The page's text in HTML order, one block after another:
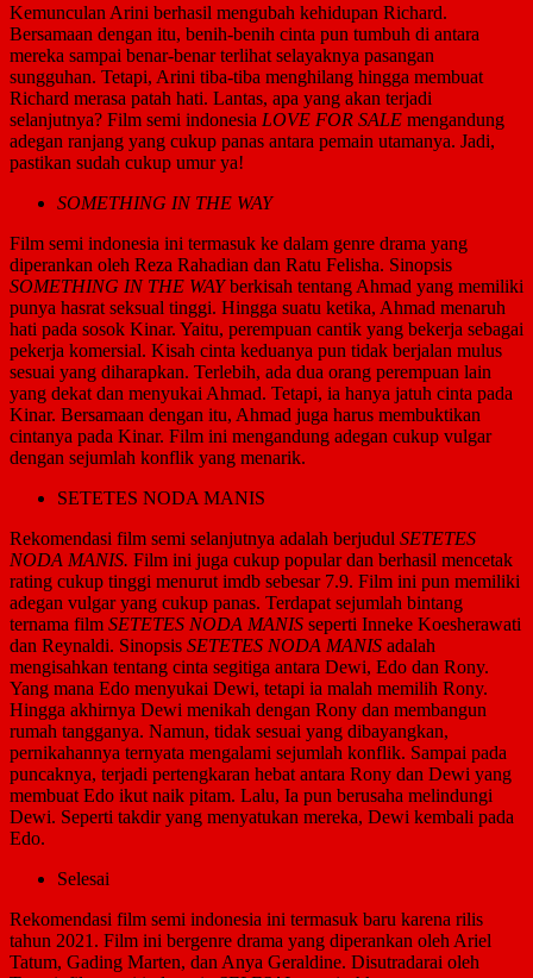
Kemunculan Arini berhasil mengubah kehidupan Richard.
Bersamaan dengan itu, benih-benih cinta pun tumbuh di antara
mereka sampai benar-benar terlihat selayaknya pasangan
sungguhan. Tetapi, Arini tiba-tiba menghilang hingga membuat
Richard merasa patah hati. Lantas, apa yang akan terjadi
selanjutnya? Film semi indonesia LOVE FOR SALE mengandung
adegan ranjang yang cukup panas antara pemain utamanya. Jadi,
pastikan sudah cukup umur ya!
SOMETHING IN THE WAY
Film semi indonesia ini termasuk ke dalam genre drama yang
diperankan oleh Reza Rahadian dan Ratu Felisha. Sinopsis
SOMETHING IN THE WAYberkisah tentang Ahmad yang memiliki
punya hasrat seksual tinggi. Hingga suatu ketika, Ahmad menaruh
hati pada sosok Kinar. Yaitu, perempuan cantik yang bekerja sebagai
pekerja komersial. Kisah cinta keduanya pun tidak berjalan mulus
sesuai yang diharapkan. Terlebih, ada dua orang perempuan lain
yang dekat dan menyukai Ahmad. Tetapi, ia hanya jatuh cinta pada
Kinar. Bersamaan dengan itu, Ahmad juga harus membuktikan
cintanya pada Kinar. Film ini mengandung adegan cukup vulgar
dengan sejumlah konflik yang menarik.
SETETES NODA MANIS
Rekomendasi film semi selanjutnya adalah berjudul SETETES
NODA MANIS. Film ini juga cukup popular dan berhasil mencetak
rating cukup tinggi menurut imdb sebesar 7.9. Film ini pun memiliki
adegan vulgar yang cukup panas. Terdapat sejumlah bintang
ternama film SETETES NODA MANIS seperti Inneke Koesherawati
dan Reynaldi. Sinopsis SETETES NODA MANIS adalah
mengisahkan tentang cinta segitiga antara Dewi, Edo dan Rony.
Yang mana Edo menyukai Dewi, tetapi ia malah memilih Rony.
Hingga akhirnya Dewi menikah dengan Rony dan membangun
rumah tangganya. Namun, tidak sesuai yang dibayangkan,
pernikahannya ternyata mengalami sejumlah konflik. Sampai pada
puncaknya, terjadi pertengkaran hebat antara Rony dan Dewi yang
membuat Edo ikut naik pitam. Lalu, Ia pun berusaha melindungi
Dewi. Seperti takdir yang menyatukan mereka, Dewi kembali pada
Edo.
Selesai
Rekomendasi film semi indonesia ini termasuk baru karena rilis
tahun 2021. Film ini bergenre drama yang diperankan oleh Ariel
Tatum, Gading Marten, dan Anya Geraldine. Disutradarai oleh